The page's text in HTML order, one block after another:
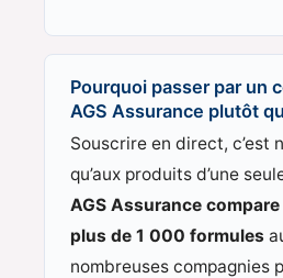
Pourquoi passer par un
AGS Assurance plutôt
Souscrire en direct, c’est
qu’aux produits d’une
AGS Assurance
plus de 1 000 formules
nombreuses compagnies